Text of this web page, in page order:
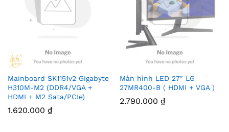
Mainboard SK1151v2 Gigabyte
H310M-M2 (DDR4/VGA +
HDMI + M2 Sata/PCIe)
1.620.000 ₫
Màn hình LED 27″ LG
27MR400-B ( HDMI + VGA )
2.790.000 ₫